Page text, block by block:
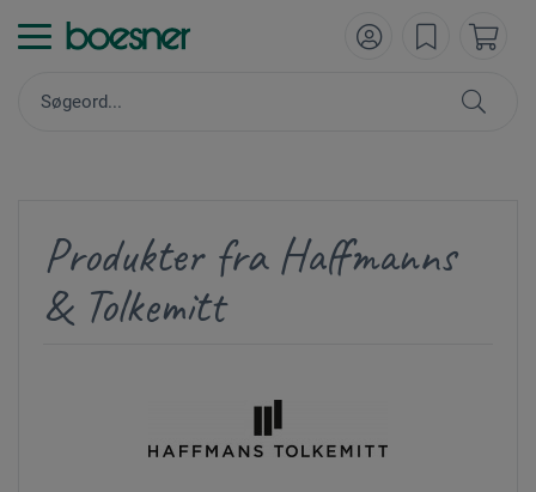
Produkter fra Haffmanns
& Tolkemitt